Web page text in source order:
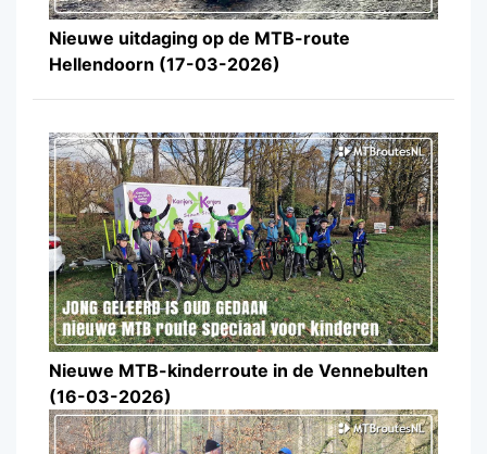
Nieuwe uitdaging op de MTB-route
Hellendoorn (17-03-2026)
Nieuwe MTB-kinderroute in de Vennebulten
(16-03-2026)